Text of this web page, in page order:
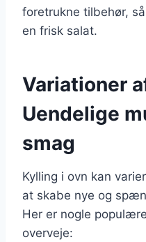
foretrukne tilbehør,
en frisk salat.
Variationer
Uendelige
smag
Kylling i ovn kan
at skabe nye og
Her er nogle
overveje: